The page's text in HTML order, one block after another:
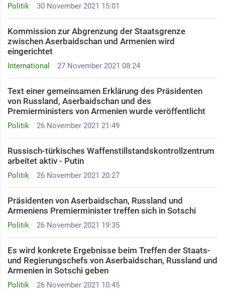
Politik 30 November 2021 15:01
International 27 November 2021 08:24
Kommission zur Abgrenzung der Staatsgrenze
zwischen Aserbaidschan und Armenien wird
eingerichtet
Politik 26 November 2021 21:49
Text einer gemeinsamen Erklärung des Präsidenten
von Russland, Aserbaidschan und des
Premierministers von Armenien wurde veröffentlicht
Politik 26 November 2021 20:27
Russisch-türkisches Waffenstillstandskontrollzentrum
arbeitet aktiv - Putin
Politik 26 November 2021 19:35
Präsidenten von Aserbaidschan, Russland und
Armeniens Premierminister treffen sich in Sotschi
Politik 26 November 2021 10:45
Es wird konkrete Ergebnisse beim Treffen der Staats-
und Regierungschefs von Aserbaidschan, Russland und
Armenien in Sotschi geben